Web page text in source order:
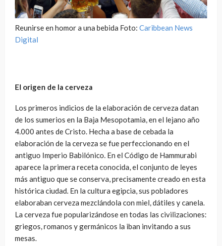
Reunirse en homor a una bebida Foto: Caribbean News
Digital
El origen de la cerveza
Los primeros indicios de la elaboración de cerveza datan
de los sumerios en la Baja Mesopotamia, en el lejano año
4.000 antes de Cristo. Hecha a base de cebada la
elaboración de la cerveza se fue perfeccionando en el
antiguo Imperio Babilónico. En el Código de Hammurabi
aparece la primera receta conocida, el conjunto de leyes
más antiguo que se conserva, precisamente creado en esta
histórica ciudad. En la cultura egipcia, sus pobladores
elaboraban cerveza mezclándola con miel, dátiles y canela.
La cerveza fue popularizándose en todas las civilizaciones:
griegos, romanos y germánicos la iban invitando a sus
mesas.